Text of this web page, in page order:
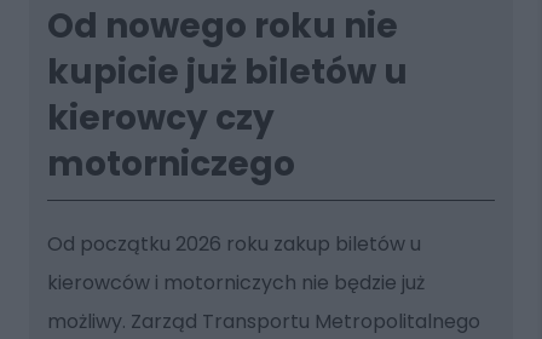
Od nowego roku nie
kupicie już biletów u
kierowcy czy
motorniczego
Od początku 2026 roku zakup biletów u
kierowców i motorniczych nie będzie już
możliwy. Zarząd Transportu Metropolitalnego